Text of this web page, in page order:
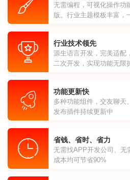
无需编程，可视化操作功
版。行业主题模板丰富，
行业技术领先
源生语言开发，完美适配
二次开发，实现功能无限
功能更新快
多种功能组件，交友聊天
发布插件持续更新中
省钱、省时、省力
无需找APP开发公司、无
成本均可节省90%